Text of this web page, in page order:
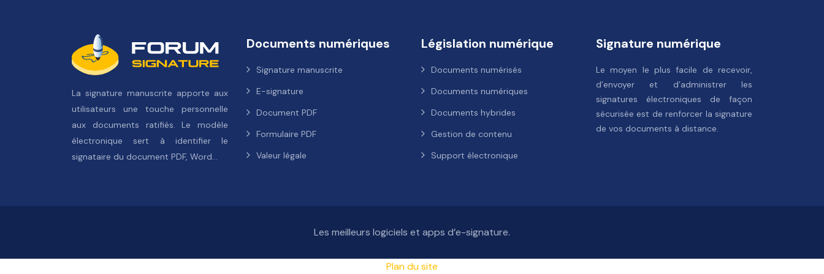
La signature manuscrite apporte aux
utilisateurs une touche personnelle
aux documents ratifiés. Le modèle
électronique sert à identifier le
signataire du document PDF, Word…
Documents numériques
Signature manuscrite
E-signature
Document PDF
Formulaire PDF
Valeur légale
Législation numérique
Documents numérisés
Documents numériques
Documents hybrides
Gestion de contenu
Support électronique
Signature numérique
Le moyen le plus facile de recevoir,
d’envoyer et d’administrer les
signatures électroniques de façon
sécurisée est de renforcer la signature
de vos documents à distance.
Les meilleurs logiciels et apps d’e-signature.
Plan du site